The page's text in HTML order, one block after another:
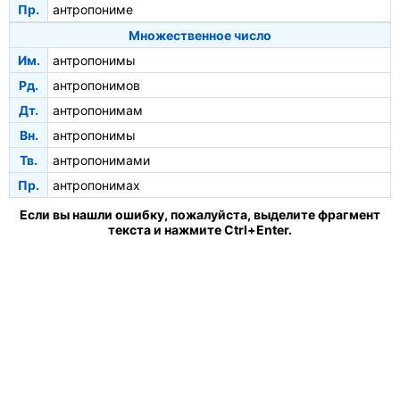
Пр.
антропониме
Множественное число
Им.
антропонимы
Рд.
антропонимов
Дт.
антропонимам
Вн.
антропонимы
Тв.
антропонимами
Пр.
антропонимах
Если вы нашли ошибку, пожалуйста, выделите фрагмент
текста и нажмите Ctrl+Enter.